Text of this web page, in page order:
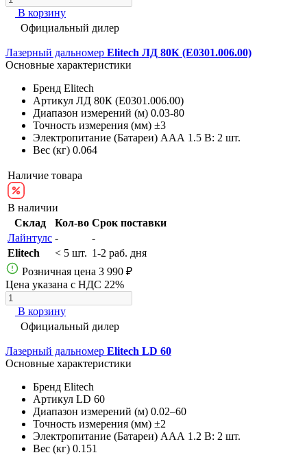
В корзину
Официальный дилер
Лазерный дальномер Elitech ЛД 80К (E0301.006.00)
Основные характеристики
Бренд Elitech
Артикул ЛД 80К (E0301.006.00)
Диапазон измерений (м) 0.03-80
Точность измерения (мм) ±3
Электропитание (Батареи) AAА 1.5 В: 2 шт.
Вес (кг) 0.064
Наличие товара
В наличии
Склад
Кол-во Срок поставки
Лайнтулс -
-
Elitech
< 5 шт. 1-2 раб. дня
Розничная цена 3 990 ₽
Цена указана с НДС 22%
В корзину
Официальный дилер
Лазерный дальномер Elitech LD 60
Основные характеристики
Бренд Elitech
Артикул LD 60
Диапазон измерений (м) 0.02–60
Точность измерения (мм) ±2
Электропитание (Батареи) AAА 1.2 В: 2 шт.
Вес (кг) 0.151